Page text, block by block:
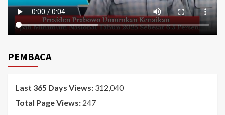
PEMBACA
Last 365 Days Views: 312,040
Total Page Views: 247